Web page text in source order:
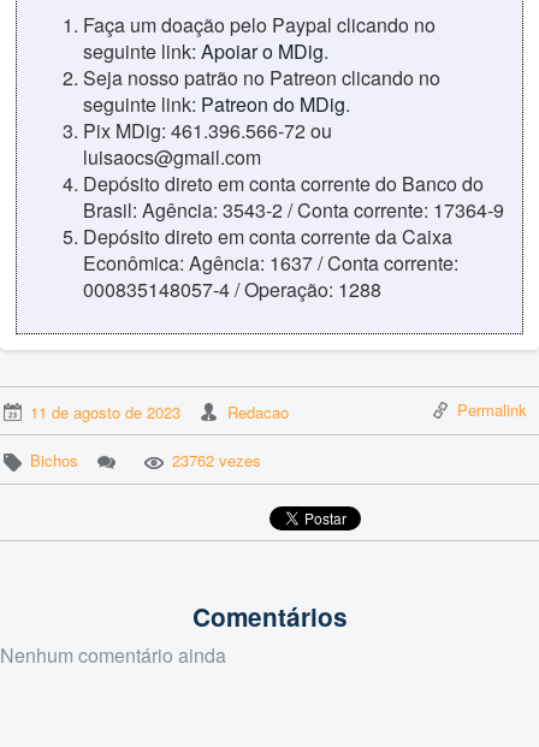
Faça um doação pelo Paypal clicando no
seguinte link: Apoiar o MDig.
Seja nosso patrão no Patreon clicando no
seguinte link: Patreon do MDig.
Pix MDig: 461.396.566-72 ou
luisaocs@gmail.com
Depósito direto em conta corrente do Banco do
Brasil: Agência: 3543-2 / Conta corrente: 17364-9
Depósito direto em conta corrente da Caixa
Econômica: Agência: 1637 / Conta corrente:
000835148057-4 / Operação: 1288
11 de agosto de 2023 Redacao Permalink
Bichos 23762 vezes
Comentários
Nenhum comentário ainda